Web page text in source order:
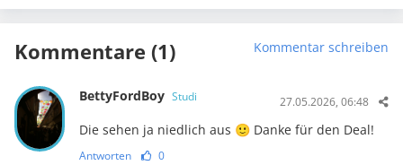
Kommentare (1) Kommentar schreiben
BettyFordBoy Studi 27.05.2026, 06:48
Die sehen ja niedlich aus 🙂 Danke für den Deal!
Antworten 0